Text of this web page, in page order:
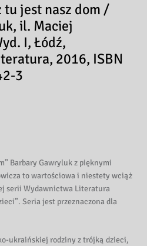
tu jest nasz dom /
il. Maciej
I, Łódź,
2016, ISBN
3
Barbary Gawryluk z pięknymi
to wartościowa i niestety wciąż
serii Wydawnictwa Literatura
Seria jest przeznaczona dla
ukraińskiej rodziny z trójką dzieci,